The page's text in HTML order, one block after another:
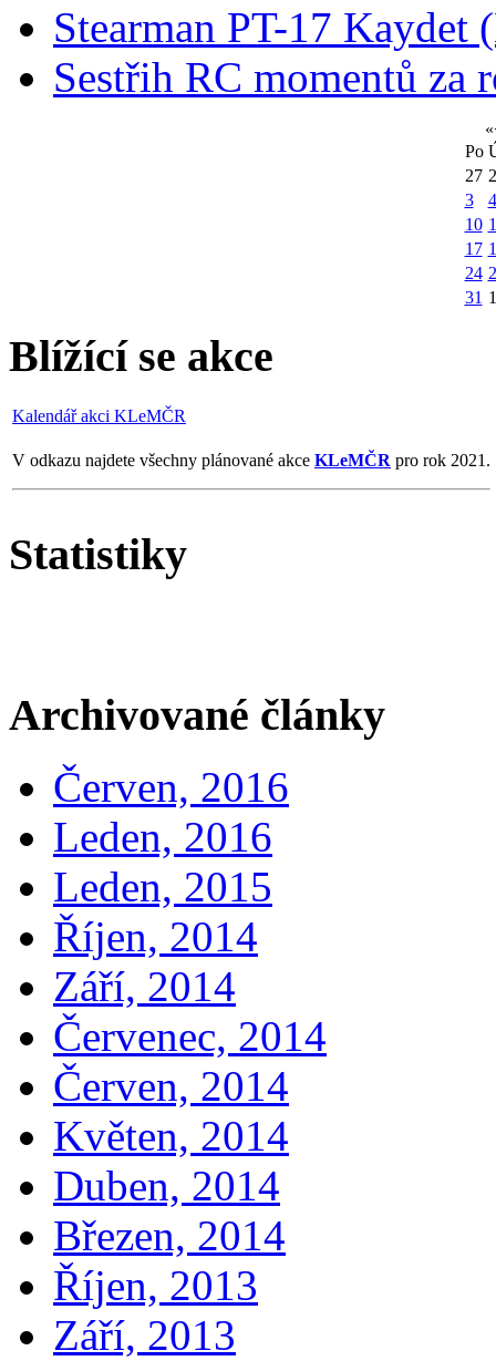
Stearman PT-17 Kaydet
Sestřih RC momentů za
«
Po
27
3
4
10
17
24
31 1
Blížící se akce
Kalendář akci KLeMČR
V odkazu najdete všechny plánované akce KLeMČR pro rok 2021.
Statistiky
Archivované články
Červen, 2016
Leden, 2016
Leden, 2015
Říjen, 2014
Září, 2014
Červenec, 2014
Červen, 2014
Květen, 2014
Duben, 2014
Březen, 2014
Říjen, 2013
Září, 2013